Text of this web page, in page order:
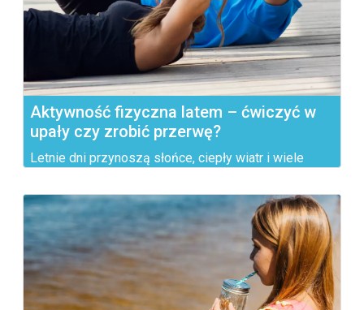
Aktywność fizyczna latem – ćwiczyć w
upały czy zrobić przerwę?
Letnie dni przynoszą słońce, ciepły wiatr i wiele